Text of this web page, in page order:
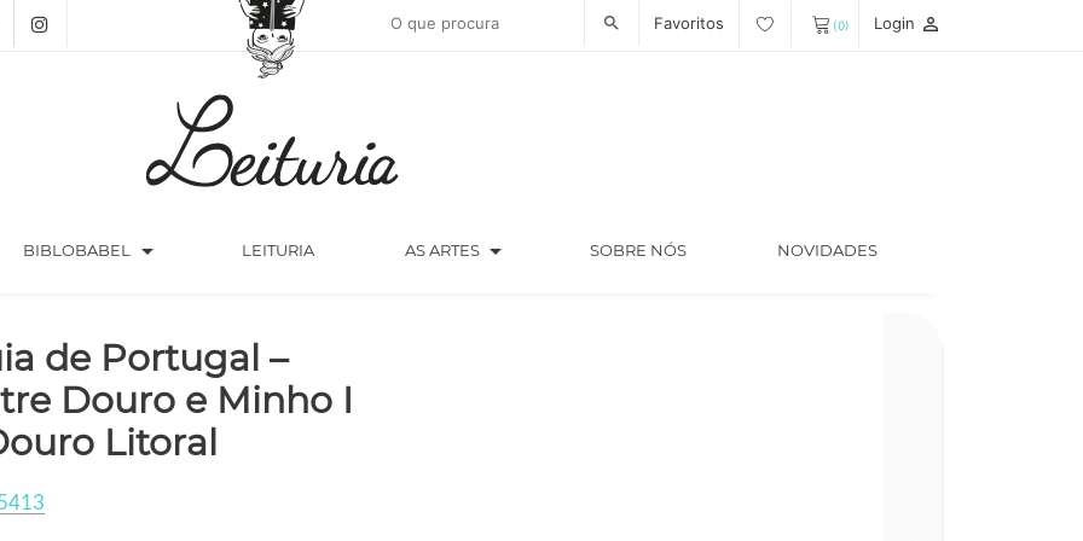
search Favoritos (0) Login person_outline
BIBLOBABEL arrow_drop_down LEITURIA AS ARTES arrow_drop_down SOBRE NÓS NOVIDADES
de Portugal –
Douro e Minho I
Litoral